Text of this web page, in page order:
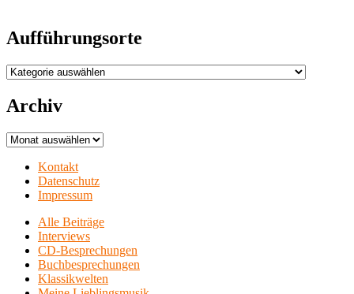
Aufführungsorte
Aufführungsorte
Archiv
Archiv
Kontakt
Datenschutz
Impressum
Alle Beiträge
Interviews
CD-Besprechungen
Buchbesprechungen
Klassikwelten